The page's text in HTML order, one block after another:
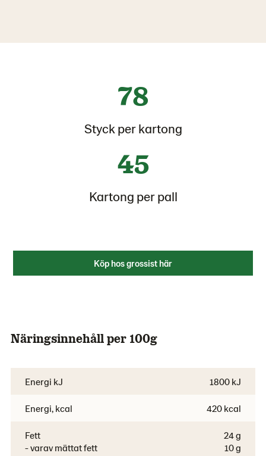
78
Styck per kartong
45
Kartong per pall
Köp hos grossist här
Näringsinnehåll per 100g
Energi kJ 1800 kJ
Energi, kcal 420 kcal
Fett
- varav mättat fett
24 g
10 g